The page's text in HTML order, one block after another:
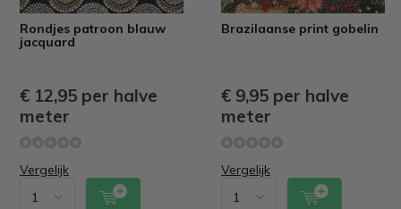
Rondjes patroon blauw
jacquard
€ 12,95 per halve
meter
Vergelijk
Brazilaanse print gobelin
€ 9,95 per halve
meter
Vergelijk